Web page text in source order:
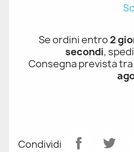
Se ordini entro2
secondi,
Consegna prevista tra
Condividi